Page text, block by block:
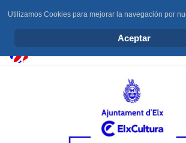
Utilizamos Cookies para mejorar la navegación por
Aceptar